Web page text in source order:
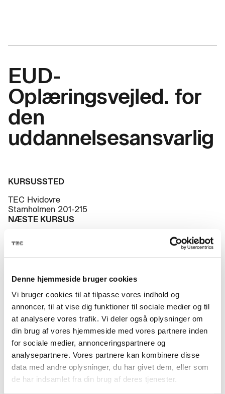
Denne hjemmeside bruger cookies
Vi bruger cookies til at tilpasse vores indhold og
annoncer, til at vise dig funktioner til sociale medier og til
at analysere vores trafik. Vi deler også oplysninger om
din brug af vores hjemmeside med vores partnere inden
for sociale medier, annonceringspartnere og
analysepartnere. Vores partnere kan kombinere disse
data med andre oplysninger, du har givet dem, eller som
de har indsamlet fra din brug af deres tjenester.
EUD-
Oplæringsvejled. for
den
uddannelsesansvarlig
KURSUSSTED
TEC Hvidovre
Stamholmen 201-215
NÆSTE KURSUS
TID & VARIGHED
07:45-15:10
LÆS MERE